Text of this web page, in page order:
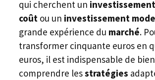
qui cherchent un
coût ou un investissement
grande expérience du marché.
transformer cinquante euros en
euros, il est indispensable de bien
comprendre lesstratégies